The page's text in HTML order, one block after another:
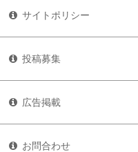
サイトポリシー
投稿募集
広告掲載
お問合わせ